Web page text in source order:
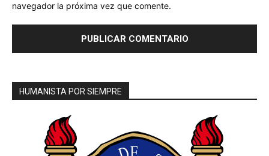
navegador la próxima vez que comente.
HUMANISTA POR SIEMPRE